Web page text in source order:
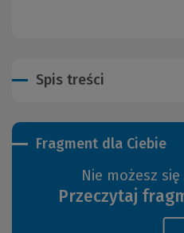
Fragment dla Ciebie
Nie możesz
Przeczytaj
Spis treści